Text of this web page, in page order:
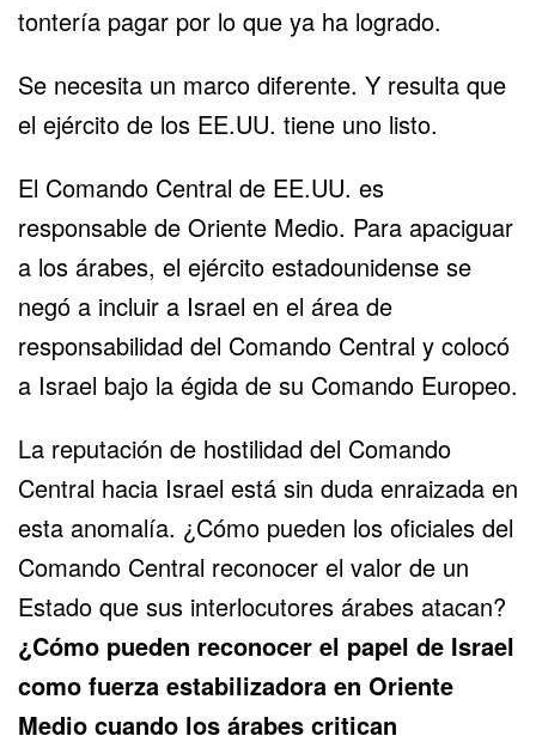
tontería pagar por lo que ya ha logrado.
Se necesita un marco diferente. Y resulta que
el ejército de los EE.UU. tiene uno listo.
El Comando Central de EE.UU. es
responsable de Oriente Medio. Para apaciguar
a los árabes, el ejército estadounidense se
negó a incluir a Israel en el área de
responsabilidad del Comando Central y colocó
a Israel bajo la égida de su Comando Europeo.
La reputación de hostilidad del Comando
Central hacia Israel está sin duda enraizada en
esta anomalía. ¿Cómo pueden los oficiales del
Comando Central reconocer el valor de un
Estado que sus interlocutores árabes atacan?
¿Cómo pueden reconocer el papel de Israel
como fuerza estabilizadora en Oriente
Medio cuando los árabes critican